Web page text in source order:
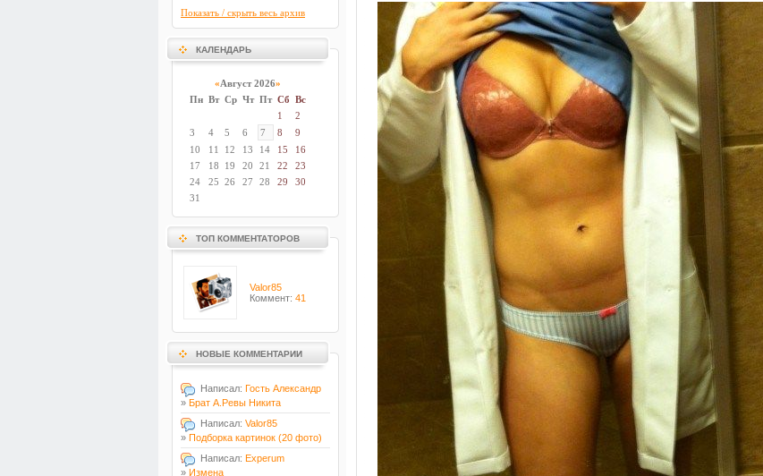
Показать / скрыть весь архив
КАЛЕНДАРЬ
«Август 2026»
Пн Вт Ср Чт Пт Сб Вс
1
2
3
4 5 6 7 8
9
10
11 12 13 14 15
16
17
18 19 20 21 22
23
24
25 26 27 28 29
30
31
ТОП КОММЕНТАТОРОВ
Valor85
Коммент: 41
НОВЫЕ КОММЕНТАРИИ
Написал: Гость Александр
» Брат А.Ревы Никита
Написал: Valor85
» Подборка картинок (20 фото)
Написал: Experum
» Измена